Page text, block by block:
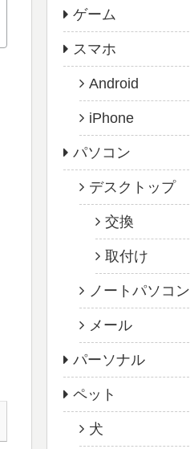
ゲーム
スマホ
Android
iPhone
パソコン
デスクトップ
交換
取付け
ノートパソコン
メール
パーソナル
ペット
犬